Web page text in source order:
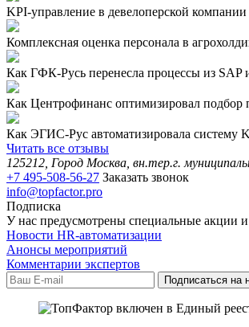
KPI-управление в девелоперской компании
Комплексная оценка персонала в
Как ГФК-Русь перенесла процессы из SAP
Как Центрофинанс оптимизировал подбор
Как ЭГИС-Рус автоматизировала систему
Читать все отзывы
125212, Город Москва, вн.тер.г.
+7 495-508-56-27 Заказать звонок
info@topfactor.pro
Подписка
У нас предусмотрены специальные акции
Новости HR-автоматизации
Анонсы мероприятий
Комментарии экспертов